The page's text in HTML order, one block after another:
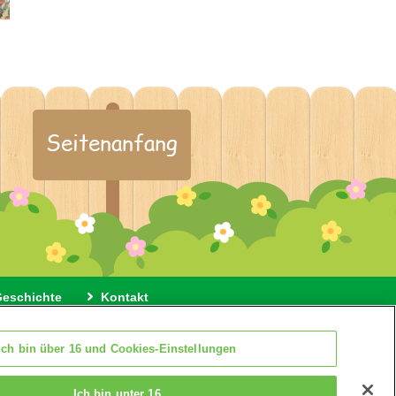
Seitenanfang
Kontakt
bin über 16 und Cookies-Einstellungen
Ich bin unter 16